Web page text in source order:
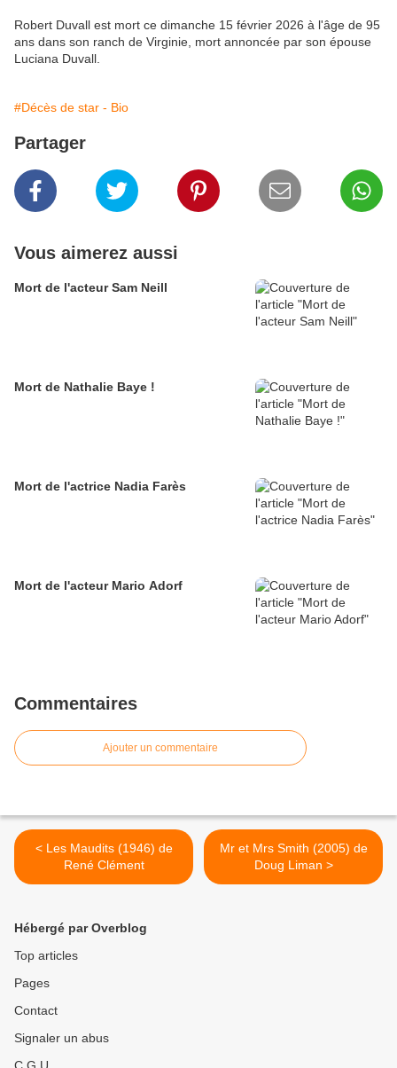
Robert Duvall est mort ce dimanche 15 février 2026 à l'âge de 95
ans dans son ranch de Virginie, mort annoncée par son épouse
Luciana Duvall.
#Décès de star - Bio
Partager
Vous aimerez aussi
Mort de l'acteur Sam Neill
Mort de Nathalie Baye !
Mort de l'actrice Nadia Farès
Mort de l'acteur Mario Adorf
Commentaires
Ajouter un commentaire
< Les Maudits (1946) de
René Clément
Mr et Mrs Smith (2005) de
Doug Liman >
Hébergé par Overblog
Top articles
Pages
Contact
Signaler un abus